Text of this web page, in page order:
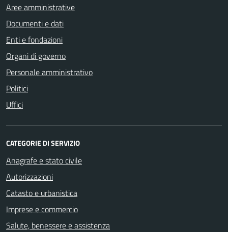
Aree amministrative
Documenti e dati
Enti e fondazioni
Organi di governo
Personale amministrativo
Politici
Uffici
CATEGORIE DI SERVIZIO
Anagrafe e stato civile
Autorizzazioni
Catasto e urbanistica
Imprese e commercio
Salute, benessere e assistenza